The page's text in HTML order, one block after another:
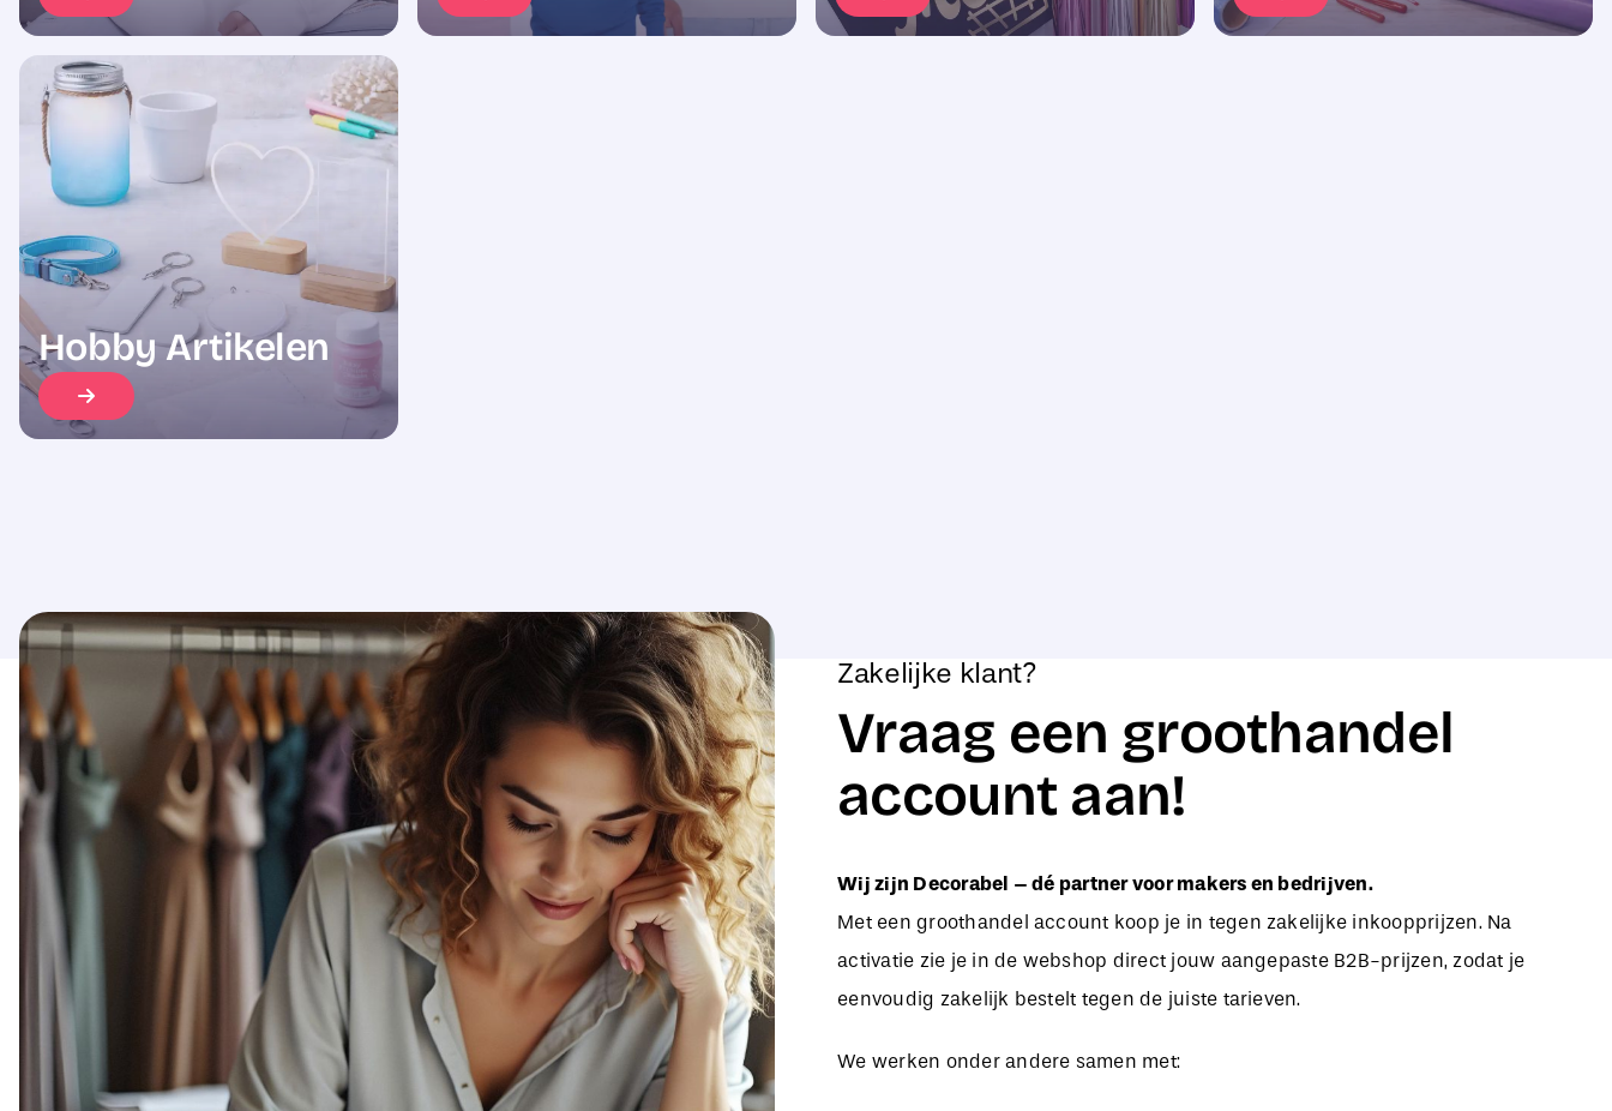
Hobby Artikelen
Zakelijke klant?
Vraag een groothandel
account aan!
Wij zijn Decorabel – dé partner voor makers en bedrijven.
Met een groothandel account koop je in tegen zakelijke inkoopprijzen. Na
activatie zie je in de webshop direct jouw aangepaste B2B-prijzen, zodat je
eenvoudig zakelijk bestelt tegen de juiste tarieven.
We werken onder andere samen met: